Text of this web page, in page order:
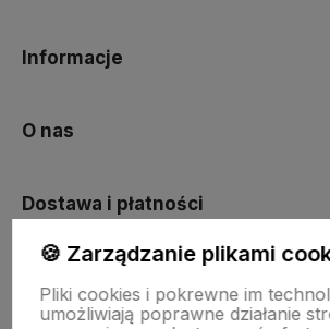
Informacje
O nas
Dostawa i płatności
🍪 Zarządzanie plikami
Pliki cookies i pokrewne im
umożliwiają poprawne działanie